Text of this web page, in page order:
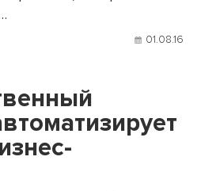
01.08.16